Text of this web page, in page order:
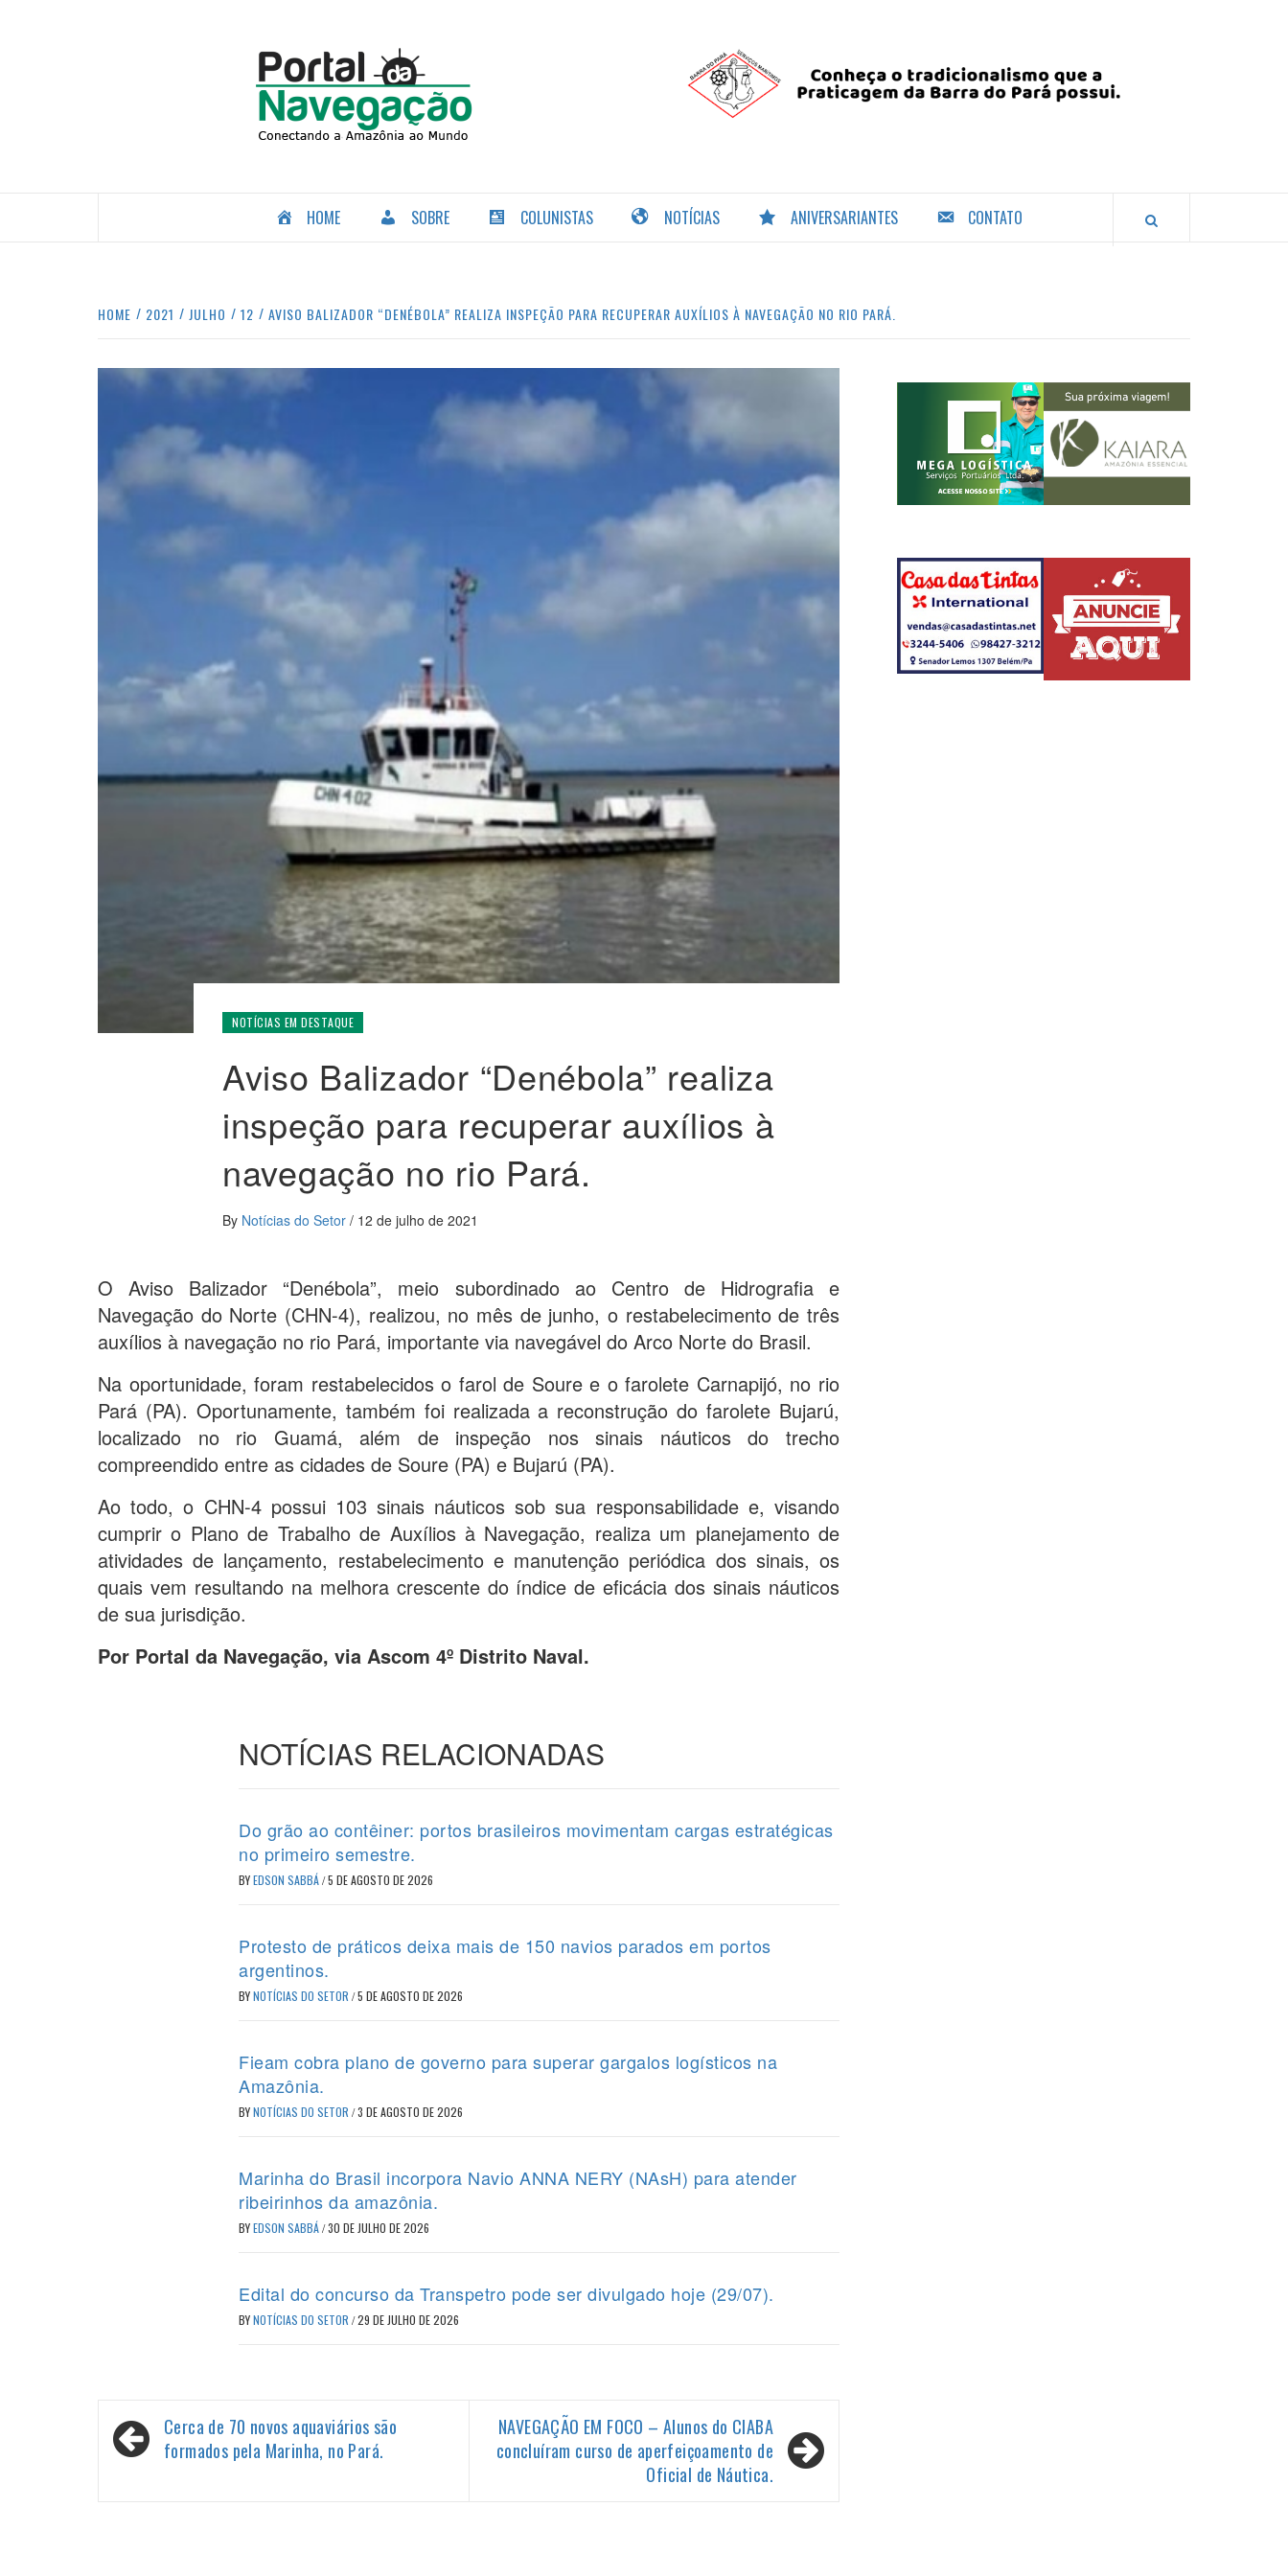
HOME SOBRE COLUNISTAS NOTÍCIAS ANIVERSARIANTES CONTATO
HOME 2021 JULHO 12 AVISO BALIZADOR “DENÉBOLA” REALIZA INSPEÇÃO PARA RECUPERAR AUXÍLIOS À NAVEGAÇÃO NO RIO PARÁ.
NOTÍCIAS EM DESTAQUE
Aviso Balizador “Denébola” realiza
inspeção para recuperar auxílios à
navegação no rio Pará.
By Notícias do Setor / 12 de julho de 2021
O Aviso Balizador “Denébola”, meio subordinado ao Centro de Hidrografia e
Navegação do Norte (CHN-4), realizou, no mês de junho, o restabelecimento de três
auxílios à navegação no rio Pará, importante via navegável do Arco Norte do Brasil.
Na oportunidade, foram restabelecidos o farol de Soure e o farolete Carnapijó, no rio
Pará (PA). Oportunamente, também foi realizada a reconstrução do farolete Bujarú,
localizado no rio Guamá, além de inspeção nos sinais náuticos do trecho
compreendido entre as cidades de Soure (PA) e Bujarú (PA).
Ao todo, o CHN-4 possui 103 sinais náuticos sob sua responsabilidade e, visando
cumprir o Plano de Trabalho de Auxílios à Navegação, realiza um planejamento de
atividades de lançamento, restabelecimento e manutenção periódica dos sinais, os
quais vem resultando na melhora crescente do índice de eficácia dos sinais náuticos
de sua jurisdição.
Por Portal da Navegação, via Ascom 4º Distrito Naval.
NOTÍCIAS RELACIONADAS
Do grão ao contêiner: portos brasileiros movimentam cargas estratégicas
no primeiro semestre.
BYEDSON SABBÁ/5 DE AGOSTO DE 2026
Protesto de práticos deixa mais de 150 navios parados em portos
argentinos.
BYNOTÍCIAS DO SETOR /5 DE AGOSTO DE 2026
Fieam cobra plano de governo para superar gargalos logísticos na
Amazônia.
BYNOTÍCIAS DO SETOR /3 DE AGOSTO DE 2026
Marinha do Brasil incorpora Navio ANNA NERY (NAsH) para atender
ribeirinhos da amazônia.
BYEDSON SABBÁ/30 DE JULHO DE 2026
Edital do concurso da Transpetro pode ser divulgado hoje (29/07).
BYNOTÍCIAS DO SETOR /29 DE JULHO DE 2026
Navegação
de
Cerca de 70 novos aquaviários são
formados pela Marinha, no Pará.
NAVEGAÇÃO EM FOCO – Alunos do CIABA
concluíram curso de aperfeiçoamento de
Oficial de Náutica.